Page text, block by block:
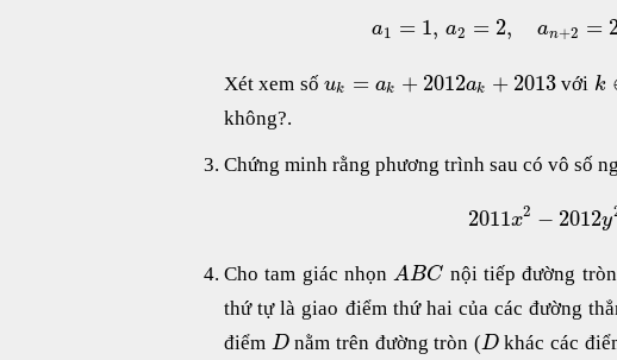
a1 = 1, a2 = 2, an+2 =
Xét xem số uk = ak + 2012ak + 2013 với k
không?.
Chứng minh rằng phương trình sau có vô số
2011x2 − 2012y
Cho tam giác nhọn ABC nội tiếp đường tròn
thứ tự là giao điểm thứ hai của các đường
điểm Dnằm trên đường tròn (Dkhác các